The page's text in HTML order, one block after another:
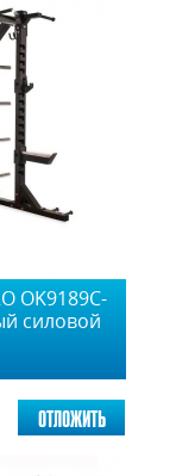
OK9189C-
силовой
отложить